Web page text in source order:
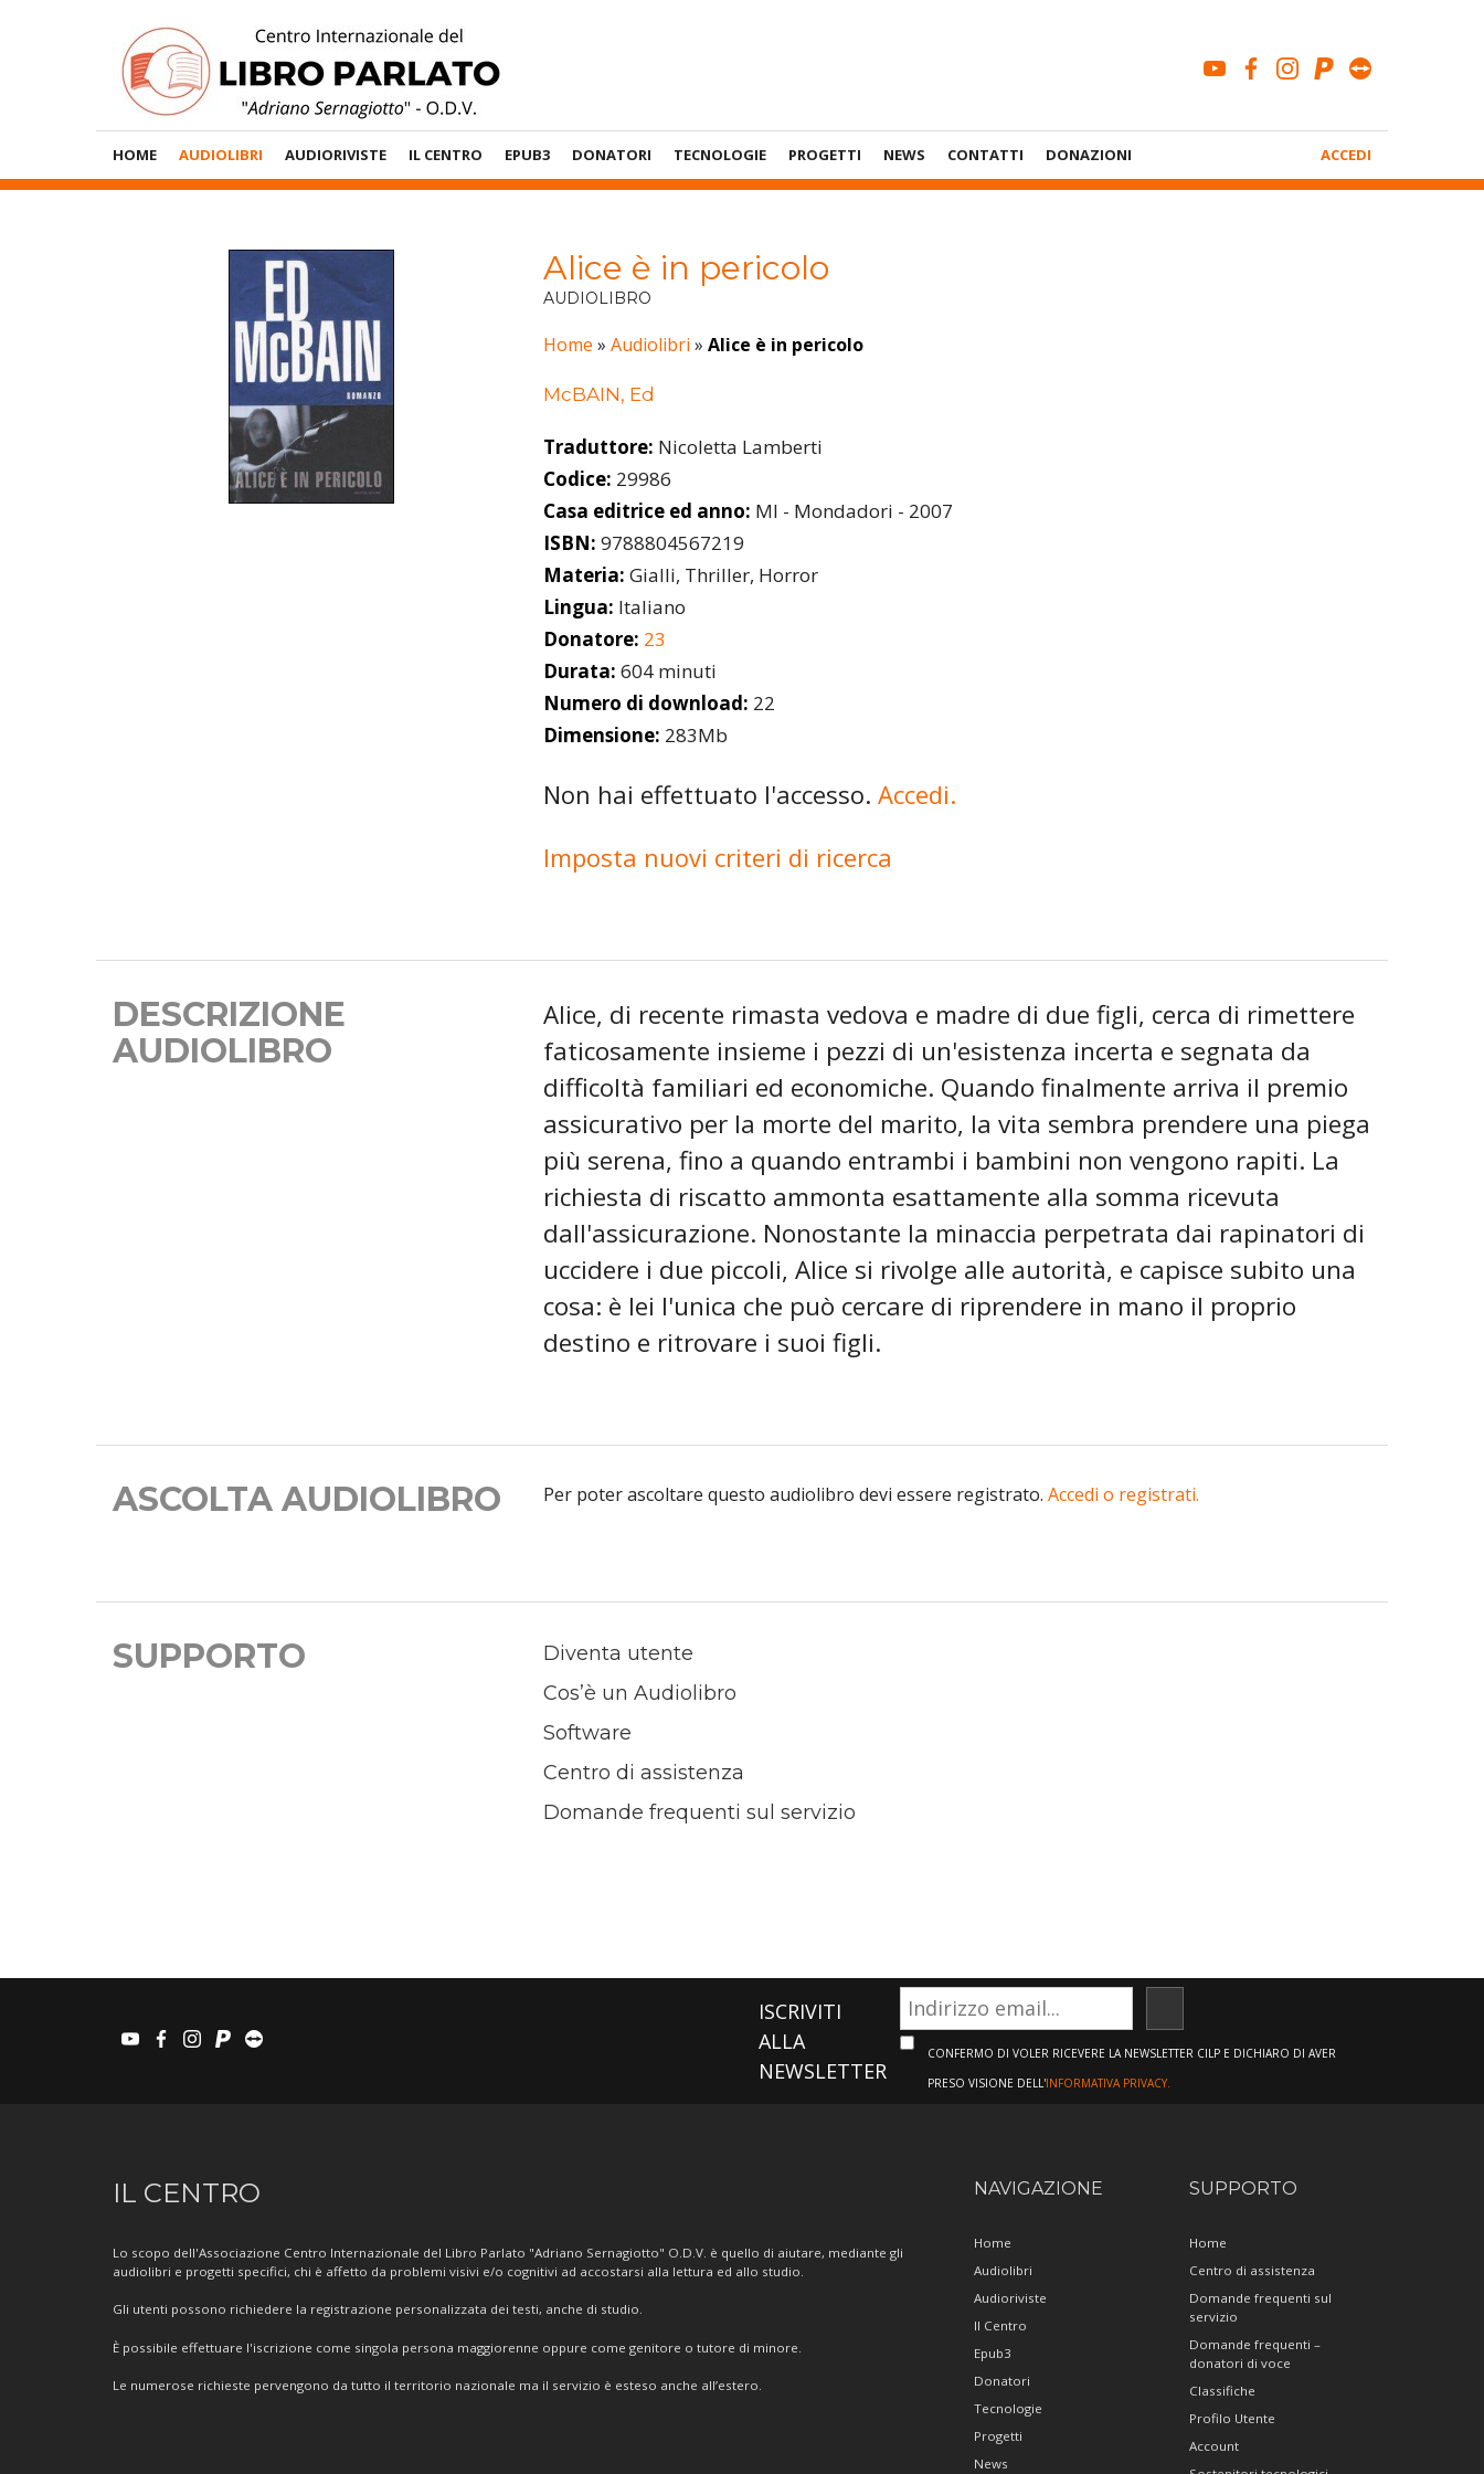
youtubefacebook
instagram
paypal
Menù
Principale
HOME AUDIOLIBRI AUDIORIVISTE IL CENTRO EPUB3 DONATORI TECNOLOGIE PROGETTI NEWS CONTATTI DONAZIONI
Account
ACCEDI
Alice è in pericolo
AUDIOLIBRO
Home » Audiolibri » Alice è in pericolo
McBAIN, Ed
Traduttore: Nicoletta Lamberti
Codice: 29986
Casa editrice ed anno: MI - Mondadori - 2007
ISBN: 9788804567219
Materia: Gialli, Thriller, Horror
Lingua: Italiano
Donatore: 23
Durata: 604 minuti
Numero di download: 22
Dimensione: 283Mb
Non hai effettuato l'accesso. Accedi.
Imposta nuovi criteri di ricerca
DESCRIZIONE
AUDIOLIBRO
Alice, di recente rimasta vedova e madre di due figli, cerca di rimettere
faticosamente insieme i pezzi di un'esistenza incerta e segnata da
difficoltà familiari ed economiche. Quando finalmente arriva il premio
assicurativo per la morte del marito, la vita sembra prendere una piega
più serena, fino a quando entrambi i bambini non vengono rapiti. La
richiesta di riscatto ammonta esattamente alla somma ricevuta
dall'assicurazione. Nonostante la minaccia perpetrata dai rapinatori di
uccidere i due piccoli, Alice si rivolge alle autorità, e capisce subito una
cosa: è lei l'unica che può cercare di riprendere in mano il proprio
destino e ritrovare i suoi figli.
ASCOLTA AUDIOLIBRO Per poter ascoltare questo audiolibro devi essere registrato. Accedi o registrati.
SUPPORTO
Diventa utente
Cos’è un Audiolibro
Software
Centro di assistenza
Domande frequenti sul servizio
youtubefacebook
instagram
paypalteamviewer
ISCRIVITI
ALLA
NEWSLETTER
CONFERMO DI VOLER RICEVERE LA NEWSLETTER CILP E DICHIARO DI AVER
PRESO VISIONE DELL'INFORMATIVA PRIVACY.
Informazioni
IL CENTRO
Lo scopo dell'Associazione Centro Internazionale del Libro Parlato "Adriano Sernagiotto" O.D.V. è quello di aiutare, mediante gli
audiolibri e progetti specifici, chi è affetto da problemi visivi e/o cognitivi ad accostarsi alla lettura ed allo studio.
Gli utenti possono richiedere la registrazione personalizzata dei testi, anche di studio.
È possibile effettuare l'iscrizione come singola persona maggiorenne oppure come genitore o tutore di minore.
Le numerose richieste pervengono da tutto il territorio nazionale ma il servizio è esteso anche all’estero.
NAVIGAZIONE
Home
Audiolibri
Audioriviste
Il Centro
Epub3
Donatori
Tecnologie
Progetti
News
SUPPORTO
Home
Centro di assistenza
Domande frequenti sul
servizio
Domande frequenti –
donatori di voce
Classifiche
Profilo Utente
Account